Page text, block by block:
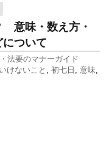
意味・数え方・
ついて
法要のマナーガイド
けないこと 初七日 意味